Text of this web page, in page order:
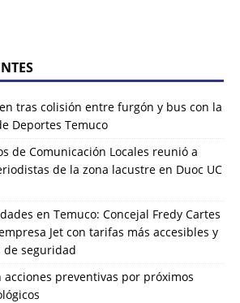
tras colisión entre furgón y bus con la
Deportes Temuco
de Comunicación Locales reunió a
de la zona lacustre en Duoc UC
en Temuco: Concejal Fredy Cartes
Jet con tarifas más accesibles y
de seguridad
acciones preventivas por próximos